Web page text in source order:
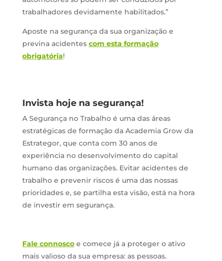
trabalhadores devidamente habilitados.”
Aposte na segurança da sua organização e
previna acidentes com esta formação
obrigatória!
Invista hoje na segurança!
A Segurança no Trabalho é uma das áreas
estratégicas de formação da Academia Grow da
Estrategor, que conta com 30 anos de
experiência no desenvolvimento do capital
humano das organizações. Evitar acidentes de
trabalho e prevenir riscos é uma das nossas
prioridades e, se partilha esta visão, está na hora
de investir em segurança.
Fale connoscoe comece já a proteger o ativo
mais valioso da sua empresa: as pessoas.